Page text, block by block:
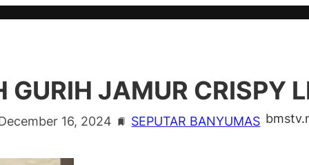
GURIH JAMUR CRISPY
16, 2024 SEPUTAR BANYUMAS